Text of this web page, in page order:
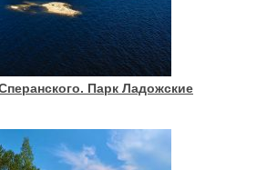
Парк Ладожские